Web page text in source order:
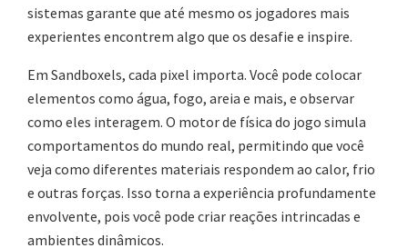
sistemas garante que até mesmo os jogadores mais
experientes encontrem algo que os desafie e inspire.
Em Sandboxels, cada pixel importa. Você pode colocar
elementos como água, fogo, areia e mais, e observar
como eles interagem. O motor de física do jogo simula
comportamentos do mundo real, permitindo que você
veja como diferentes materiais respondem ao calor, frio
e outras forças. Isso torna a experiência profundamente
envolvente, pois você pode criar reações intrincadas e
ambientes dinâmicos.